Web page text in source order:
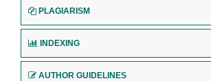
PLAGIARISM
INDEXING
AUTHOR GUIDELINES